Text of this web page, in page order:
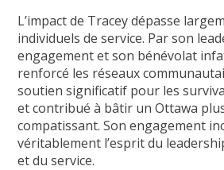
L’impact de Tracey dépasse
individuels de service. Par son
engagement et son bénévolat
renforcé les réseaux
soutien significatif pour les
et contribué à bâtir un Ottawa
compatissant. Son engagement
véritablement l’esprit du
et du service.